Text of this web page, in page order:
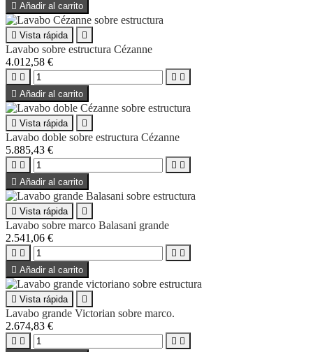
 Añadir al carrito
 Vista rápida 
Lavabo sobre estructura Cézanne
4.012,58 €
   
 Añadir al carrito
 Vista rápida 
Lavabo doble sobre estructura Cézanne
5.885,43 €
   
 Añadir al carrito
 Vista rápida 
Lavabo sobre marco Balasani grande
2.541,06 €
   
 Añadir al carrito
 Vista rápida 
Lavabo grande Victorian sobre marco.
2.674,83 €
   